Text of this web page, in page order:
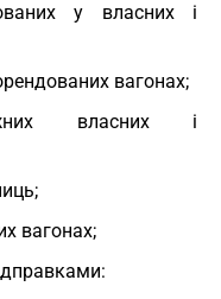
у власних і
вагонах;
власних і
вагонах;